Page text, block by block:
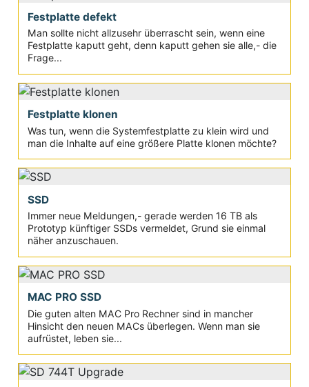
Festplatte defekt
Man sollte nicht allzusehr überrascht sein, wenn eine
Festplatte kaputt geht, denn kaputt gehen sie alle,- die
Frage...
Festplatte klonen
Was tun, wenn die Systemfestplatte zu klein wird und
man die Inhalte auf eine größere Platte klonen möchte?
SSD
Immer neue Meldungen,- gerade werden 16 TB als
Prototyp künftiger SSDs vermeldet, Grund sie einmal
näher anzuschauen.
MAC PRO SSD
Die guten alten MAC Pro Rechner sind in mancher
Hinsicht den neuen MACs überlegen. Wenn man sie
aufrüstet, leben sie...